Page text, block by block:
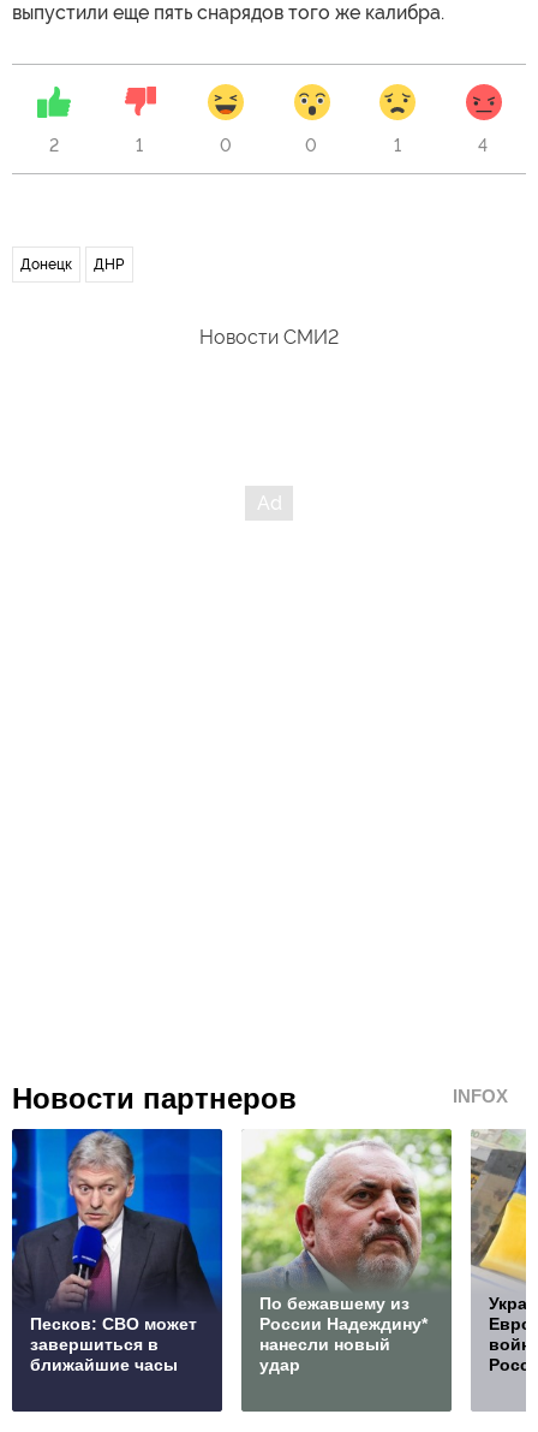
выпустили еще пять снарядов того же калибра.
2 1 0 0 1 4
Донецк ДНР
Новости СМИ2
Новости партнеров INFOX
Песков: СВО может
завершиться в
ближайшие часы
По бежавшему из
России Надеждину*
нанесли новый
удар